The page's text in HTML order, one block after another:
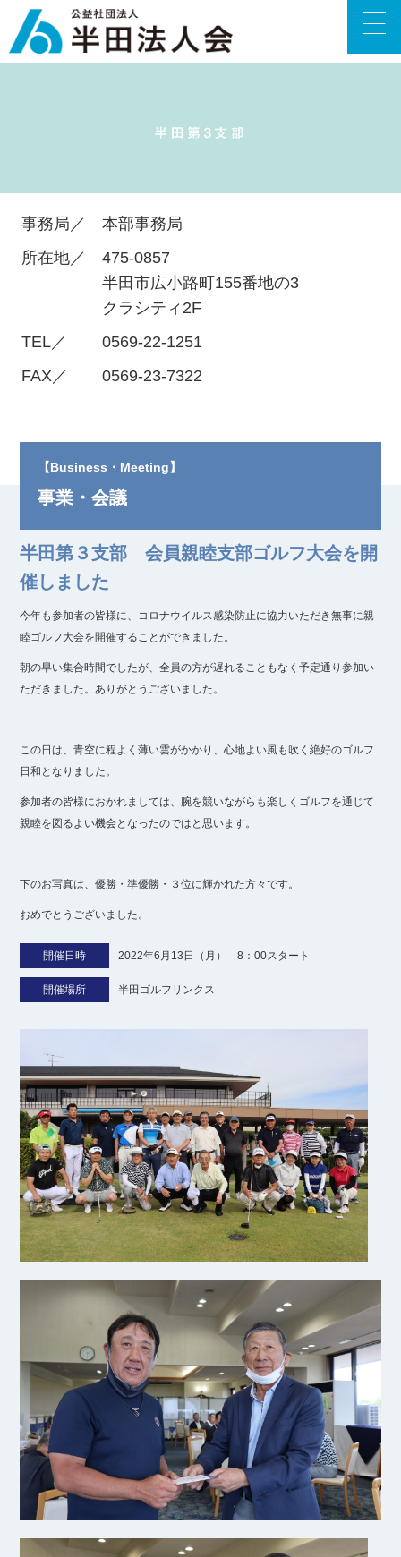
事務局／
本部事務局
所在地／
475-0857
半田市広小路町155番地の3
クラシティ2F
TEL／
0569-22-1251
FAX／
0569-23-7322
【Business・Meeting】
事業・会議
半田第３支部 会員親睦支部ゴルフ大会を開
催しました
今年も参加者の皆様に、コロナウイルス感染防止に協力いただき無事に親
睦ゴルフ大会を開催することができました。
朝の早い集合時間でしたが、全員の方が遅れることもなく予定通り参加い
ただきました。ありがとうございました。
この日は、青空に程よく薄い雲がかかり、心地よい風も吹く絶好のゴルフ
日和となりました。
参加者の皆様におかれましては、腕を競いながらも楽しくゴルフを通じて
親睦を図るよい機会となったのではと思います。
下のお写真は、優勝・準優勝・３位に輝かれた方々です。
おめでとうございました。
開催日時 2022年6月13日（月） 8：00スタート
開催場所 半田ゴルフリンクス